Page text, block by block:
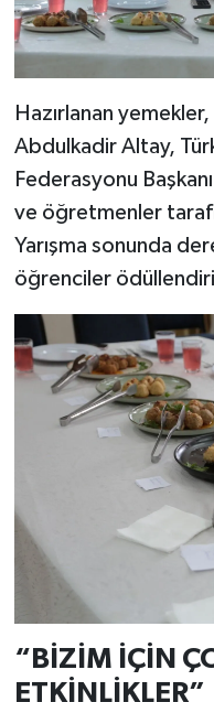
Hazırlanan
Abdulkadir Altay,
Federasyonu
ve öğretmenler
Yarışma sonunda
öğrenciler
“BİZİM İÇİN
ETKİNLİKLER”